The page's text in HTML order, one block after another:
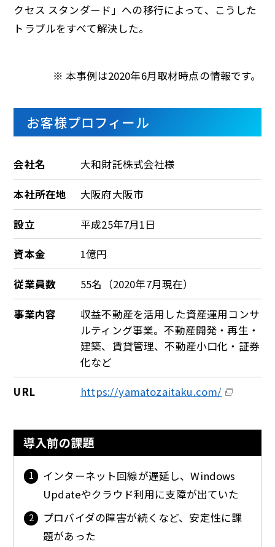
クセス スタンダード」への移行によって、こうした
トラブルをすべて解決した。
※ 本事例は2020年6月取材時点の情報です。
お客様プロフィール
会社名 大和財託株式会社様
本社所在地 大阪府大阪市
設立 平成25年7月1日
資本金 1億円
従業員数 55名（2020年7月現在）
事業内容
収益不動産を活用した資産運用コンサ
ルティング事業。不動産開発・再生・
建築、賃貸管理、不動産小口化・証券
化など
URL https://yamatozaitaku.com/
導入前の課題
インターネット回線が遅延し、Windows
Updateやクラウド利用に支障が出ていた
プロバイダの障害が続くなど、安定性に課
題があった